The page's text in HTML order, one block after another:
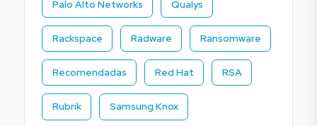
Palo Alto Networks Qualys
Rackspace Radware Ransomware
Recomendadas Red Hat RSA
Rubrik Samsung Knox